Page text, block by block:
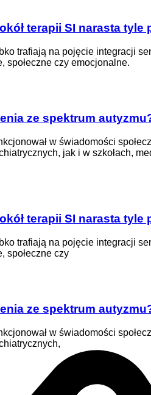
terapii SI narasta tyle
trafiają na pojęcie integracji
społeczne czy emocjonalne.
ze spektrum
w świadomości
jak i w szkołach,
terapii SI narasta tyle
trafiają na pojęcie integracji
społeczne czy
ze spektrum
w świadomości